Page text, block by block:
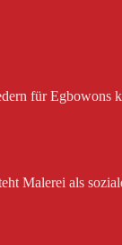
für
Malerei als